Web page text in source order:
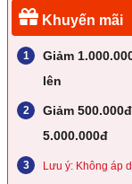
Khuyến mãi
Giảm
lên
Giảm
5.000.000đ
Lưu ý: Không áp